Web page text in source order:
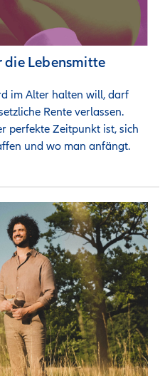
die Lebensmitte
im Alter halten will, darf
Rente verlassen.
perfekte Zeitpunkt ist, sich
und wo man anfängt.